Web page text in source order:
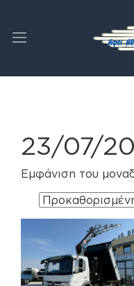
23/07/
Εμφάνιση του